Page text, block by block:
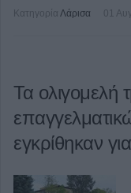
Κατηγορία Λάρισα 01
Τα ολιγομελή
εγκρίθηκαν